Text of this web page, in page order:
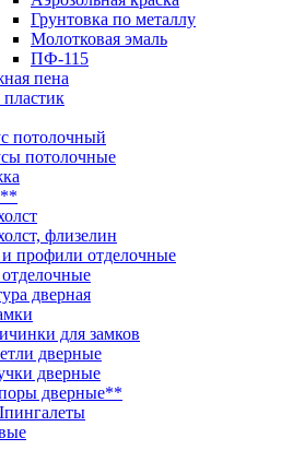
Грунтовка по металлу
Молотковая эмаль
ПФ-115
пена
потолочный
потолочные
флизелин
профили отделочные
дверная
для замков
дверные
дверные
дверные**